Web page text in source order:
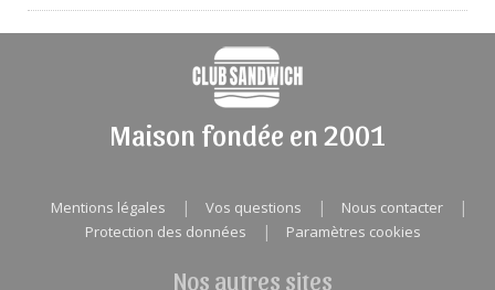
Maison fondée en 2001
Mentions légales | Vos questions | Nous contacter |
Protection des données | Paramètres cookies
Nos autres sites